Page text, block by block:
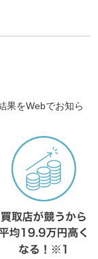
果をWebでお知ら